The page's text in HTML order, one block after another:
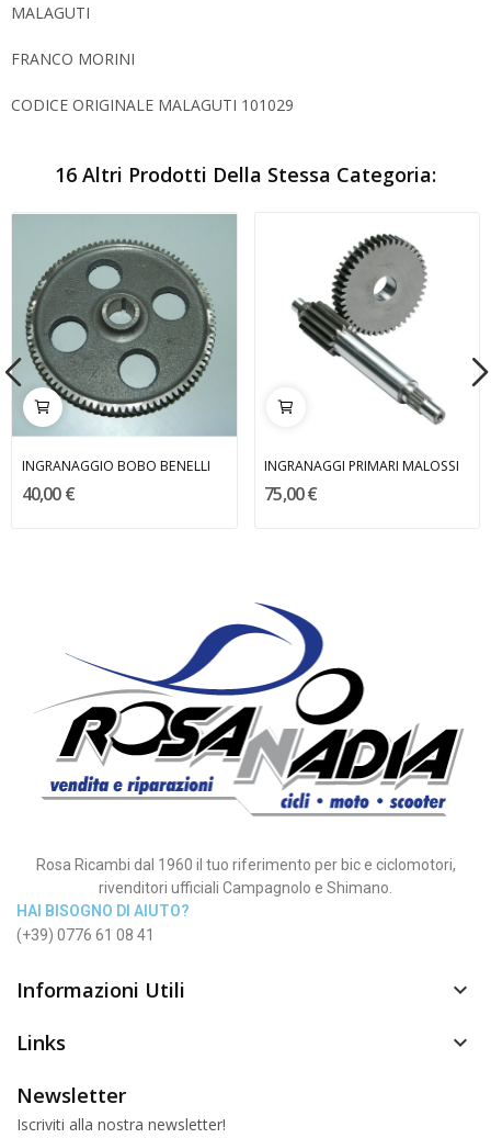
MALAGUTI
FRANCO MORINI
CODICE ORIGINALE MALAGUTI 101029
16 Altri Prodotti Della Stessa Categoria:
INGRANAGGIO BOBO BENELLI
40,00 €
INGRANAGGI PRIMARI MALOSSI
75,00 €
Rosa Ricambi dal 1960 il tuo riferimento per bic e ciclomotori,
rivenditori ufficiali Campagnolo e Shimano.
HAI BISOGNO DI AIUTO?
(+39) 0776 61 08 41
Informazioni Utili 
Links 
Newsletter
Iscriviti alla nostra newsletter!